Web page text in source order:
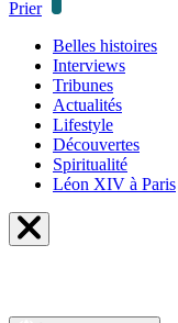
Prier
Belles histoires
Interviews
Tribunes
Actualités
Lifestyle
Découvertes
Spiritualité
Léon XIV à Paris